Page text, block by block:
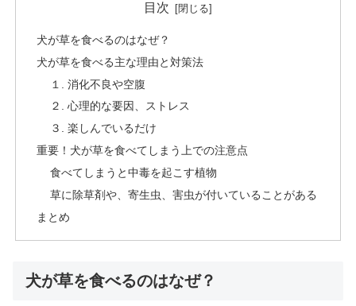
目次
犬が草を食べるのはなぜ？
犬が草を食べる主な理由と対策法
１. 消化不良や空腹
２. 心理的な要因、ストレス
３. 楽しんでいるだけ
重要！犬が草を食べてしまう上での注意点
食べてしまうと中毒を起こす植物
草に除草剤や、寄生虫、害虫が付いていることがある
まとめ
犬が草を食べるのはなぜ？